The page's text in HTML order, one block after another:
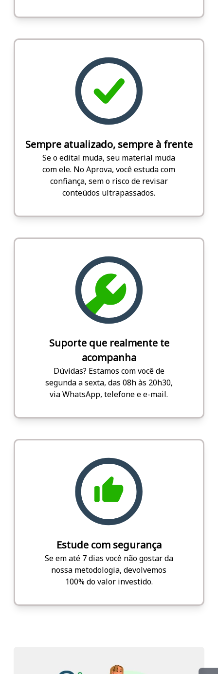
Sempre atualizado, sempre à frente
Se o edital muda, seu material muda
com ele. No Aprova, você estuda com
confiança, sem o risco de revisar
conteúdos ultrapassados.
Suporte que realmente te
acompanha
Dúvidas? Estamos com você de
segunda a sexta, das 08h às 20h30,
via WhatsApp, telefone e e-mail.
Estude com segurança
Se em até 7 dias você não gostar da
nossa metodologia, devolvemos
100% do valor investido.